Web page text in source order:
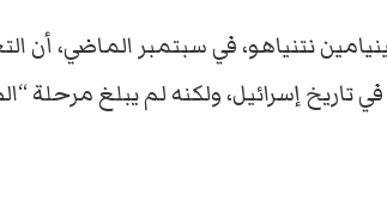
نتنياهو، في سبتمبر الماضي، أن
تاريخ إسرائيل، ولكنه لم يبلغ مرحلة